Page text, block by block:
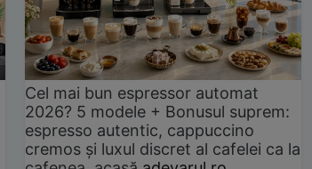
Cel mai bun espressor automat
2026? 5 modele + Bonusul suprem:
espresso autentic, cappuccino
cremos și luxul discret al cafelei ca la